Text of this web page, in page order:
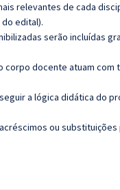
relevantes de cada
edital).
serão incluídas
corpo docente atuam
a lógica didática do
ou